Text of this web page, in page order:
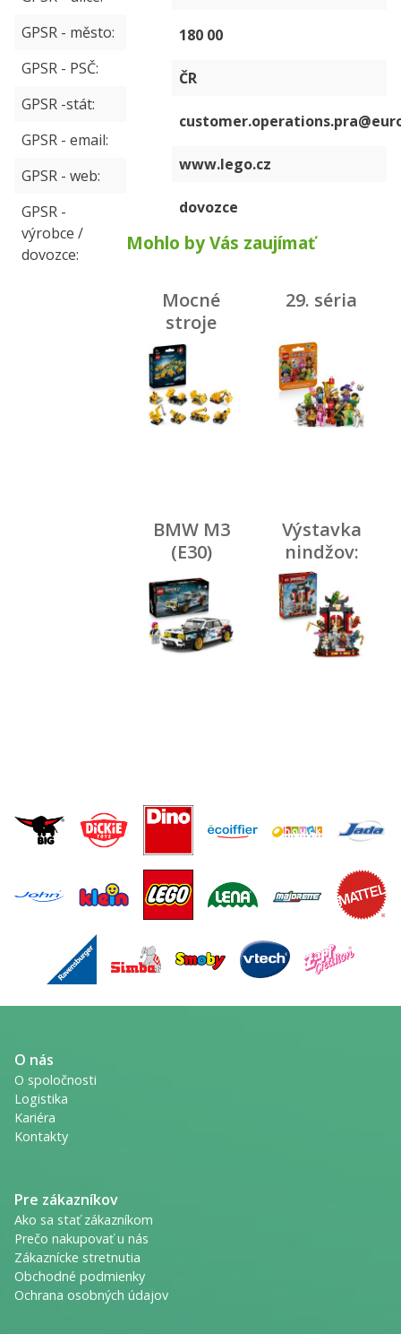
GPSR - město
GPSR - PSČ
180 00
GPSR -stát
ČR
GPSR - email
GPSR - web
www.lego.cz
GPSR -
výrobce /
dovozce
dovozce
Mohlo by Vás zaujímať
Mocné
stroje
29. séria
BMW M3
(E30)
Výstavka
nindžov:
15 rokov
NINJAGO
O nás
O spoločnosti
Logistika
Kariéra
Kontakty
Pre zákazníkov
Ako sa stať zákazníkom
Prečo nakupovať u nás
Zákaznícke stretnutia
Obchodné podmienky
Ochrana osobných údajov